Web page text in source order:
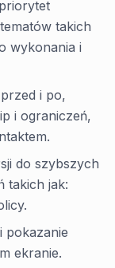
takich
wykonania i
i po,
i ograniczeń,
do szybszych
takich jak:
pokazanie
ekranie.